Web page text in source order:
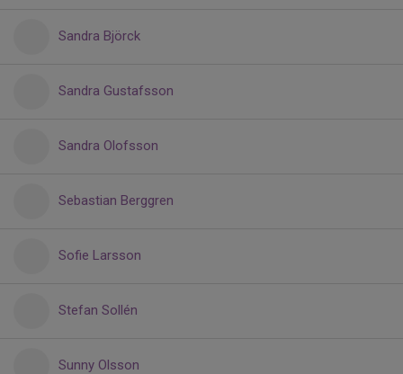
Sandra Björck
Sandra Gustafsson
Sandra Olofsson
Sebastian Berggren
Sofie Larsson
Stefan Sollén
Sunny Olsson